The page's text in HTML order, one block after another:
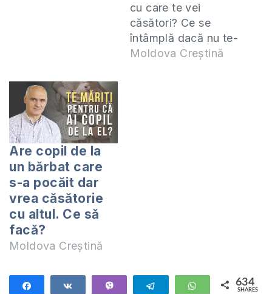
Dumnezeu cu privire
la căsătorie. De
asemenea, în zilele
noastre au ajuns să
ﬁe acceptate…
cu care te vei
căsători? Ce se
întâmplă dacă nu te-
ai căsătorit cu
Moldova Creștină
Are copil de la
un bărbat care
s-a pocăit dar
vrea căsătorie
cu altul. Ce să
facă?
Moldova Creștină
Telegram WhatsApp
634
SHARES